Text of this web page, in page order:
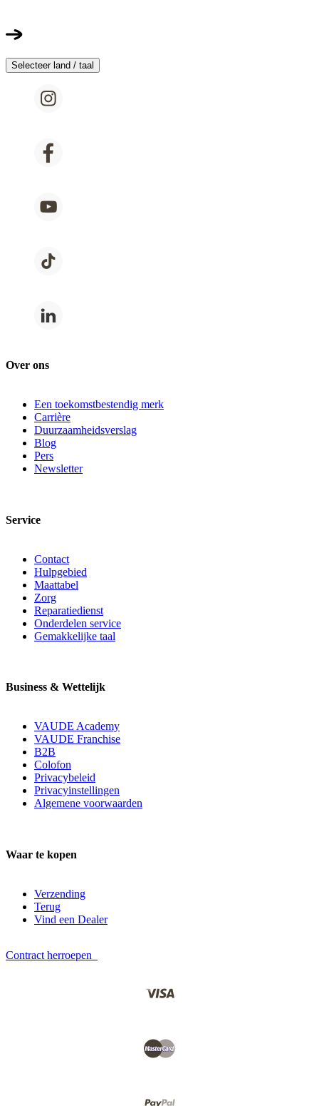
Selecteer land / taal
Over ons
Een toekomstbestendig merk
Carrière
Duurzaamheidsverslag
Blog
Pers
Newsletter
Service
Contact
Hulpgebied
Maattabel
Zorg
Reparatiedienst
Onderdelen service
Gemakkelijke taal
Business & Wettelijk
VAUDE Academy
VAUDE Franchise
B2B
Colofon
Privacybeleid
Privacyinstellingen
Algemene voorwaarden
Waar te kopen
Verzending
Terug
Vind een Dealer
Contract herroepen